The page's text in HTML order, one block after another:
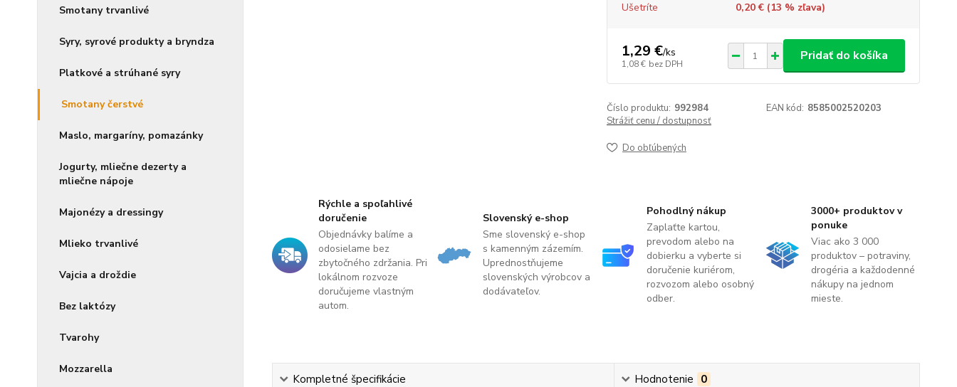
Smotany trvanlivé
Syry, syrové produkty a bryndza
Platkové a strúhané syry
Smotany čerstvé
Maslo, margaríny, pomazánky
Jogurty, mliečne dezerty a
mliečne nápoje
Majonézy a dressingy
Mlieko trvanlivé
Vajcia a droždie
Bez laktózy
Tvarohy
Mozzarella
Ušetríte 0,20 € (13 % zľava)
1,29 €/ks
1,08 € bez DPH
Pridať do košíka
Číslo produktu: 992984 EAN kód: 8585002520203
Strážiť cenu / dostupnosť
Do obľúbených
Rýchle a spoľahlivé
doručenie
Objednávky balíme a
odosielame bez
zbytočného zdržania. Pri
lokálnom rozvoze
doručujeme vlastným
autom.
Slovenský e-shop
Sme slovenský e-shop
s kamenným zázemím.
Uprednostňujeme
slovenských výrobcov a
dodávateľov.
Pohodlný nákup
Zaplaťte kartou,
prevodom alebo na
dobierku a vyberte si
doručenie kuriérom,
rozvozom alebo osobný
odber.
3000+ produktov v
ponuke
Viac ako 3 000
produktov – potraviny,
drogéria a každodenné
nákupy na jednom
mieste.
Kompletné špecifikácie Hodnotenie 0